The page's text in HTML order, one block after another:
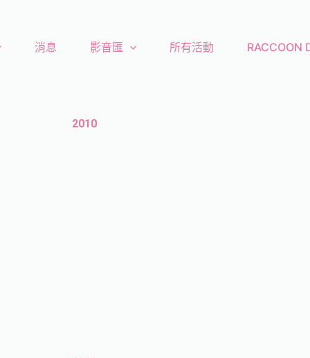
消息 影音匯 所有活動 RACCOON
2010